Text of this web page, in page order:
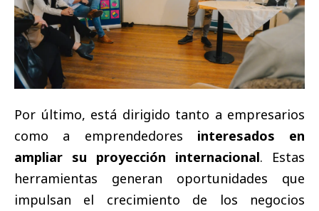
Por último, está dirigido tanto a empresarios
como a emprendedores interesados en
ampliar su proyección internacional. Estas
herramientas generan oportunidades que
impulsan el crecimiento de los negocios